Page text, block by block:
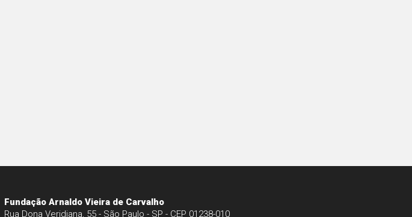
Fundação Arnaldo Vieira de Carvalho
Rua Dona Veridiana, 55 - São Paulo - SP - CEP 01238-010